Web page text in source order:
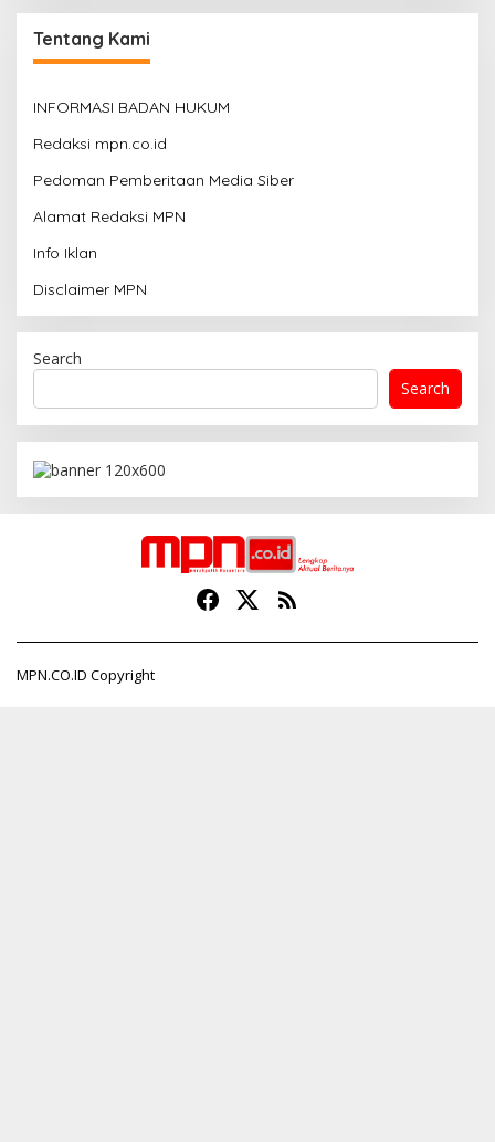
Tentang Kami
INFORMASI BADAN HUKUM
Redaksi mpn.co.id
Pedoman Pemberitaan Media Siber
Alamat Redaksi MPN
Info Iklan
Disclaimer MPN
Search
Search
MPN.CO.ID Copyright